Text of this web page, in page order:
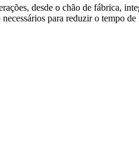
desde o chão de fábrica,
para reduzir o tempo